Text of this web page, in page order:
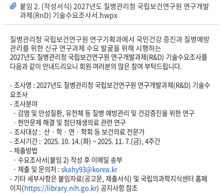
붙임 2. (작성서식) 2027년도 질병관리청 국립보건연구원 연구개발
과제(RnD) 기술수요조사서.hwpx
질병관리청 국립보건연구원 연구기획과에서 국민건강 증진과 질병예방
관리를 위한 신규 연구과제 수요 발굴을 위해 시행하는
2027년도 질병관리청 국립보건연구원 연구개발과제(R&D) 기술수요조사를
다음과 같이 안내드리오니 회원 여러분의 많은 참여 부탁드립니다.
- 조사명 : 2027년도 질병관리청 국립보건연구원 연구개발과제(R&D) 기술수
요조사
- 조사분야
· 감염 및 만성질환, 유전체 등 질병 예방관리 및 건강증진을 위한 연구
· 현안문제 해결 및 첨단재생의료 관련 연구
- 조사대상 : 산 · 학 · 연 · 학회 등 보건의료 전문가
- 조사기간 : 2025. 10. 14.(화) ~ 2025. 11. 7.(금), 4주간
- 제출방법
· 수요조사서(붙임 2) 작성 후 이메일 송부
· 제출 및 문의처 : skahy93@korea.kr
- 기타 세부사항은 붙임자료(공고문, 제출서식) 및 국립의과학지식센터 홈페
이지(https://library.nih.go.kr) 공지사항 참조